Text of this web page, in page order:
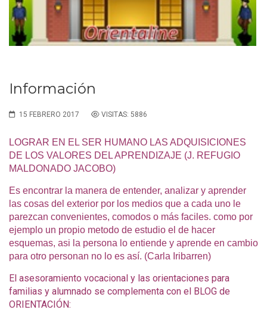
Información
15 FEBRERO 2017 VISITAS: 5886
LOGRAR EN EL SER HUMANO LAS ADQUISICIONES
DE LOS VALORES DEL APRENDIZAJE (J. REFUGIO
MALDONADO JACOBO)
Es encontrar la manera de entender, analizar y aprender
las cosas del exterior por los medios que a cada uno le
parezcan convenientes, comodos o más faciles. como por
ejemplo un propio metodo de estudio el de hacer
esquemas, asi la persona lo entiende y aprende en cambio
para otro personan no lo es así. (Carla Iribarren)
El asesoramiento vocacional y las orientaciones para
familias y alumnado se complementa con el BLOG de
ORIENTACIÓN: